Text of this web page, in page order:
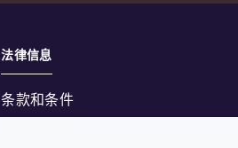
法律信息
条款和条件